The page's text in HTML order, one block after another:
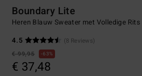
Boundary Lite
Heren Blauw Sweater met Volledige Rits
4.5
(8 Reviews)
€ 99,95
63%
€ 37,48